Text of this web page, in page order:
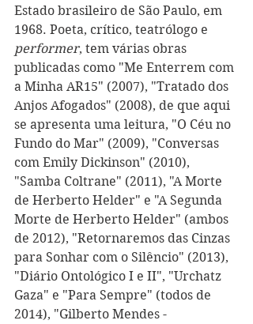
Estado brasileiro de São Paulo, em
1968. Poeta, crítico, teatrólogo e
performer, tem várias obras
publicadas como "Me Enterrem com
a Minha AR15" (2007), "Tratado dos
Anjos Afogados" (2008), de que aqui
se apresenta uma leitura, "O Céu no
Fundo do Mar" (2009), "Conversas
com Emily Dickinson" (2010),
"Samba Coltrane" (2011), "A Morte
de Herberto Helder" e "A Segunda
Morte de Herberto Helder" (ambos
de 2012), "Retornaremos das Cinzas
para Sonhar com o Silêncio" (2013),
"Diário Ontológico I e II", "Urchatz
Gaza" e "Para Sempre" (todos de
2014), "Gilberto Mendes -